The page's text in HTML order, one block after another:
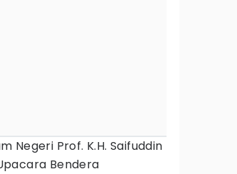
Negeri Prof. K.H. Saifuddin
Bendera